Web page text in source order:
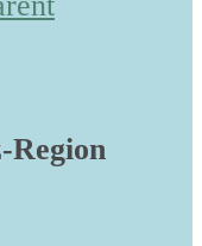
Region